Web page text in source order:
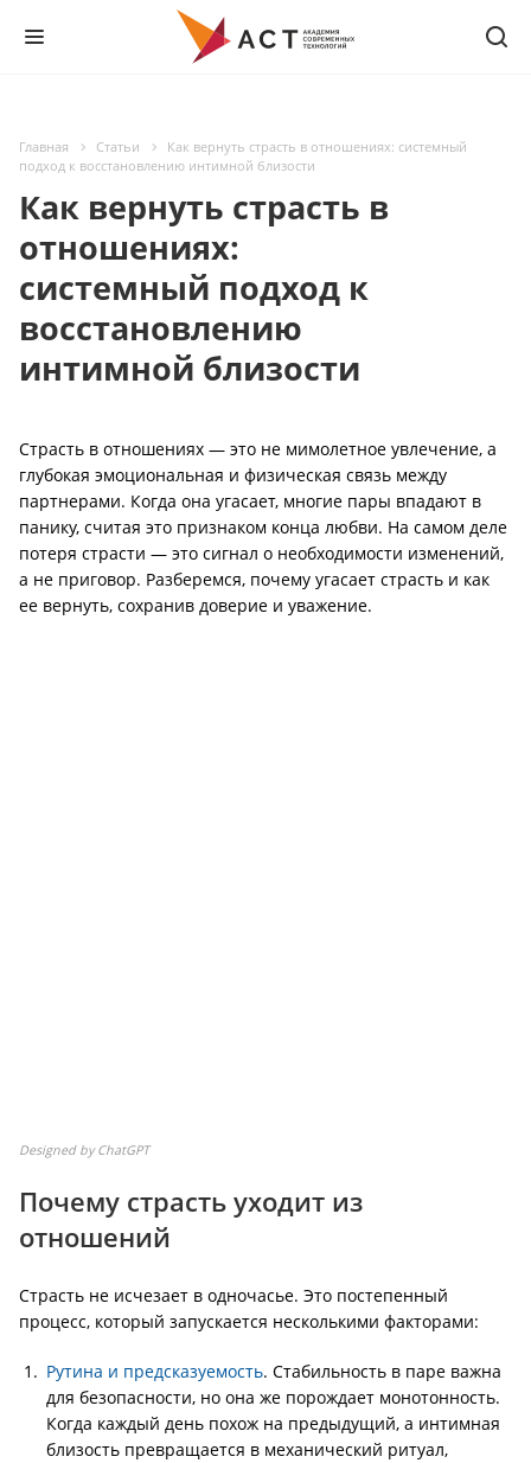
Главная Статьи
Как вернуть страсть в отношениях: системный
подход к восстановлению интимной близости
Как вернуть страсть в
отношениях:
системный подход к
восстановлению
интимной близости
Страсть в отношениях — это не мимолетное увлечение, а
глубокая эмоциональная и физическая связь между
партнерами. Когда она угасает, многие пары впадают в
панику, считая это признаком конца любви. На самом деле
потеря страсти — это сигнал о необходимости изменений,
а не приговор. Разберемся, почему угасает страсть и как
ее вернуть, сохранив доверие и уважение.
Designed by ChatGPT
Почему страсть уходит из
отношений
Страсть не исчезает в одночасье. Это постепенный
процесс, который запускается несколькими факторами:
Рутина и предсказуемость. Стабильность в паре важна
для безопасности, но она же порождает монотонность.
Когда каждый день похож на предыдущий, а интимная
близость превращается в механический ритуал,